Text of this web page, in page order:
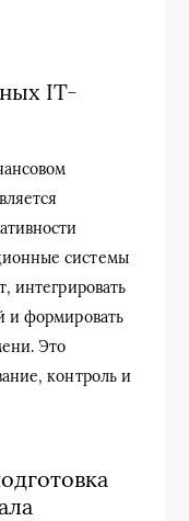
IT-
системы
интегрировать
и формировать
Это
контроль и